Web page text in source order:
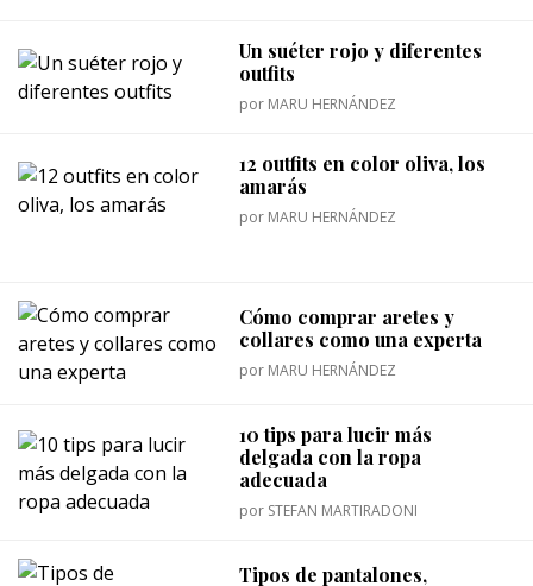
Un suéter rojo y diferentes
outfits
por MARU HERNÁNDEZ
12 outfits en color oliva, los
amarás
por MARU HERNÁNDEZ
Cómo comprar aretes y
collares como una experta
por MARU HERNÁNDEZ
10 tips para lucir más
delgada con la ropa
adecuada
por STEFAN MARTIRADONI
Tipos de pantalones,